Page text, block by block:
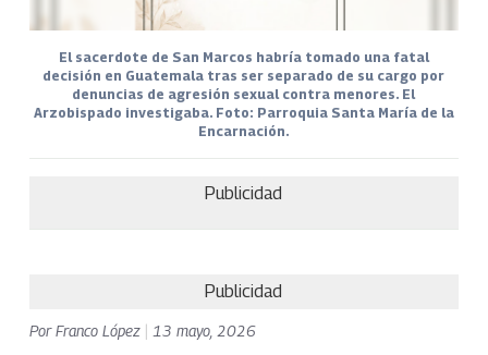
El sacerdote de San Marcos habría tomado una fatal
decisión en Guatemala tras ser separado de su cargo por
denuncias de agresión sexual contra menores. El
Arzobispado investigaba. Foto: Parroquia Santa María de la
Encarnación.
Publicidad
Publicidad
PorFranco López 13 mayo, 2026